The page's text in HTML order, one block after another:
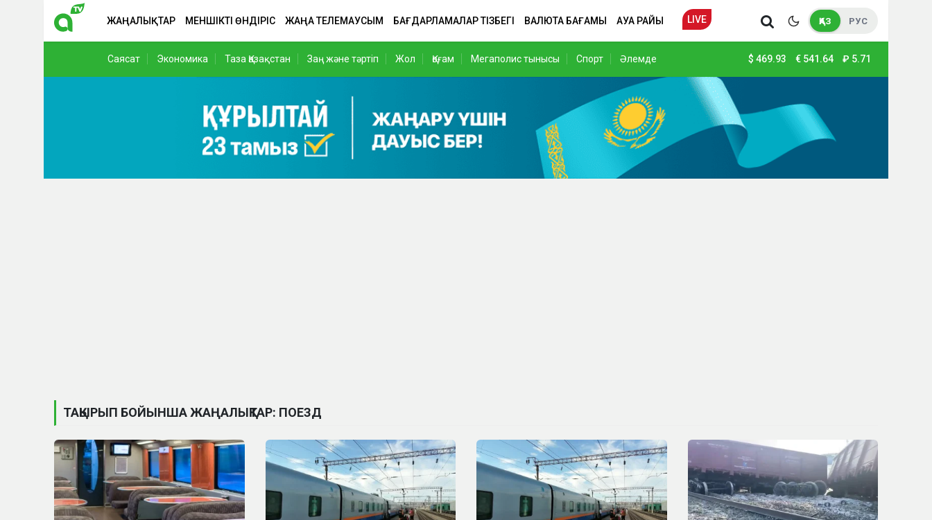
ЖАҢАЛЫҚТАР МЕНШІКТІ ӨНДІРІС ЖАҢА ТЕЛЕМАУСЫМ БАҒДАРЛАМАЛАР ТІЗБЕГІ ВАЛЮТА БАҒАМЫ АУА РАЙЫ LIVE ҚАЗ РУС
Саясат Экономика Таза Қазақстан Заң және тәртіп Жол Қоғам Мегаполис тынысы Спорт Әлемде $ 469.93 € 541.64 ₽ 5.71
ТАҚЫРЫП БОЙЫНША ЖАҢАЛЫҚТАР: ПОЕЗД